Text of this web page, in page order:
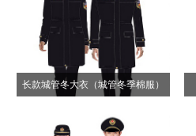
长款城管冬大衣（城管冬季棉服）